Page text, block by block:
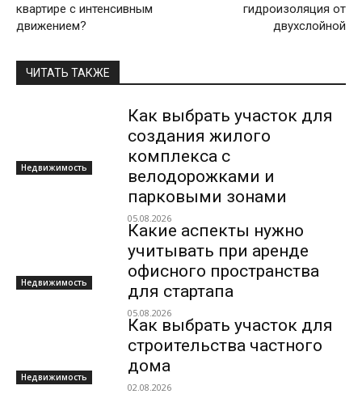
квартире с интенсивным
движением?
гидроизоляция от
двухслойной
ЧИТАТЬ ТАКЖЕ
Недвижимость
Как выбрать участок для
создания жилого
комплекса с
велодорожками и
парковыми зонами
05.08.2026
Недвижимость
Какие аспекты нужно
учитывать при аренде
офисного пространства
для стартапа
05.08.2026
Недвижимость
Как выбрать участок для
строительства частного
дома
02.08.2026